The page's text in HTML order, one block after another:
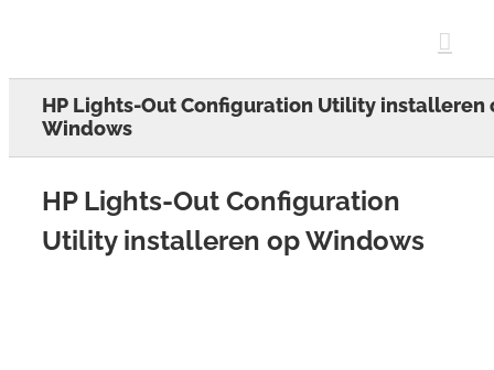
HP Lights-Out Configuration Utility installeren
Windows
HP Lights-Out Configuration
Utility installeren op Windows